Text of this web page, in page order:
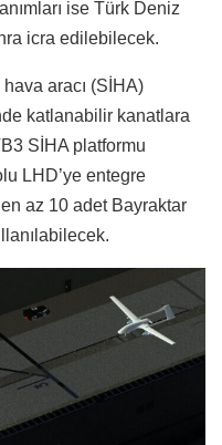
ise Türk Deniz
icra edilebilecek.
aracı (SİHA)
katlanabilir kanatlara
SİHA platformu
LHD’ye entegre
az 10 adet Bayraktar